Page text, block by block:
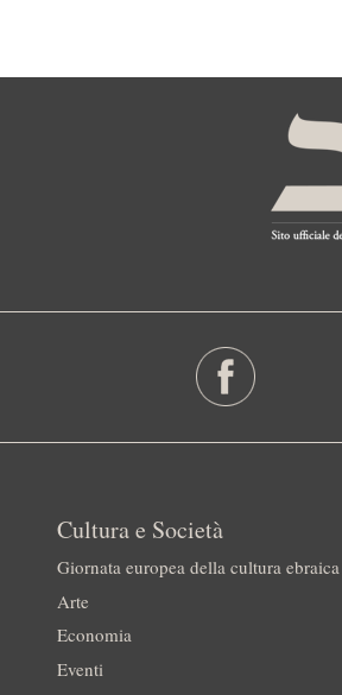
Cultura e Società
Giornata europea della cultura ebraica
Arte
Economia
Eventi